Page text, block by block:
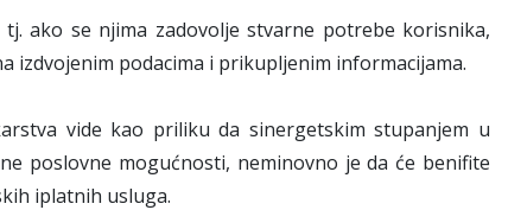
ako se njima zadovolje stvarne potrebe korisnika,
izdvojenim podacima i prikupljenim informacijama.
vide kao priliku da sinergetskim stupanjem u
poslovne mogućnosti, neminovno je da će benifite
iplatnih usluga.